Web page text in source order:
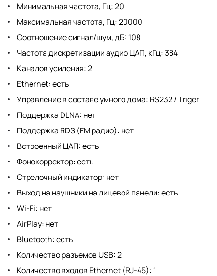
Минимальная частота, Гц: 20
Максимальная частота, Гц: 20000
Соотношение сигнал/шум, дБ: 108
Частота дискретизации аудио ЦАП, кГц: 384
Каналов усиления: 2
Ethernet: есть
Управление в составе умного дома: RS232 / Triger
Поддержка DLNA: нет
Поддержка RDS (FM радио): нет
Встроенный ЦАП: есть
Фонокорректор: есть
Стрелочный индикатор: нет
Выход на наушники на лицевой панели: есть
Wi-Fi: нет
AirPlay: нет
Bluetooth: есть
Количество разъемов USB: 2
Количество входов Ethernet (RJ-45): 1